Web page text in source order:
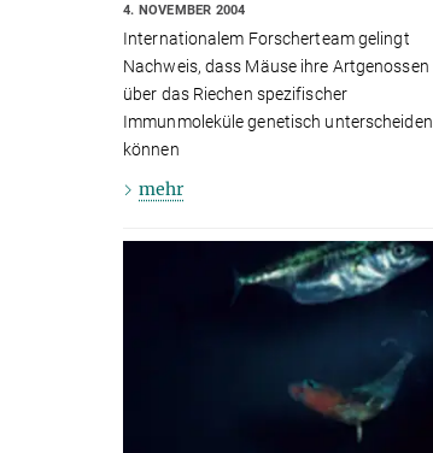
4. NOVEMBER 2004
Internationalem Forscherteam gelingt
Nachweis, dass Mäuse ihre Artgenossen
über das Riechen spezifischer
Immunmoleküle genetisch unterscheiden
können
mehr